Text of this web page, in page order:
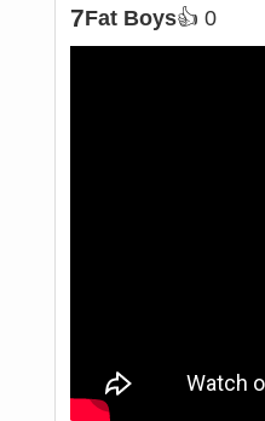
7Fat Boys👍 0